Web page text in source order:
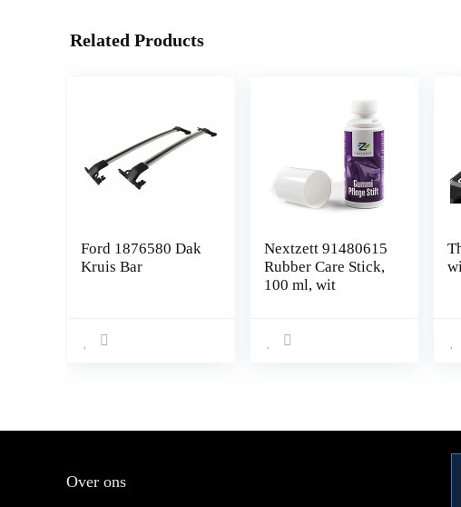
Related Products
Ford 1876580 Dak
Kruis Bar
Nextzett 91480615
Rubber Care Stick,
100 ml, wit
Over ons